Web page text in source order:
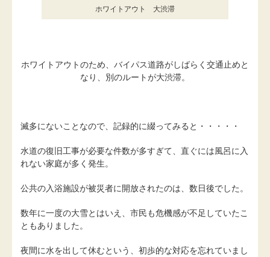
ホワイトアウト 大渋滞
ホワイトアウトのため、バイパス道路がしばらく交通止めと
なり、別のルートが大渋滞。
滅多にないことなので、記録的に綴ってみると・・・・・
水道の復旧工事が必要な件数が多すぎて、直ぐには風呂に入
れない家庭が多く発生。
公共の入浴施設が被災者に開放されたのは、数日後でした。
数年に一度の大雪とはいえ、市民も危機感が不足していたこ
ともありました。
夜間に水を出して休むという、初歩的な対応を忘れていまし